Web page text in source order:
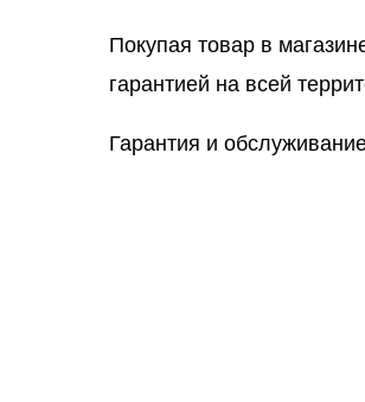
Покупая товар в
гарантией на всей
Гарантия и